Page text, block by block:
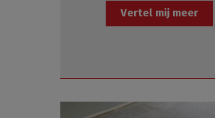
Vertel mij meer